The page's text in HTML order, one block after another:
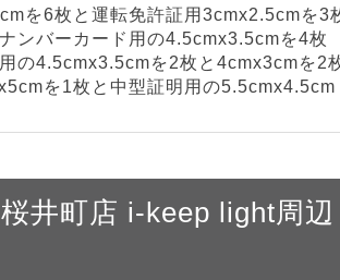
を6枚と運転免許証用3cmx2.5cmを3
ンバーカード用の4.5cmx3.5cmを4枚
の4.5cmx3.5cmを2枚と4cmx3cmを2
を1枚と中型証明用の5.5cmx4.5cm
井町店 i-keep light周辺